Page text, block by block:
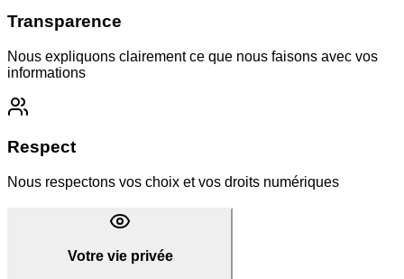
Transparence
Nous expliquons clairement ce que nous faisons avec vos
informations
Respect
Nous respectons vos choix et vos droits numériques
Votre vie privée